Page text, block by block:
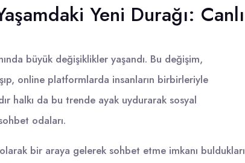
Yeni Durağı: Canlı
büyük değişiklikler yaşandı. Bu değişim,
online platformlarda insanların birbirleriyle
halkı da bu trende ayak uydurarak sosyal
odaları.
bir araya gelerek sohbet etme imkanı buldukları